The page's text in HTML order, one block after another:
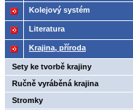
Kolejový systém
Literatura
Krajina, příroda
Sety ke tvorbě krajiny
Ručně vyráběná krajina
Stromky